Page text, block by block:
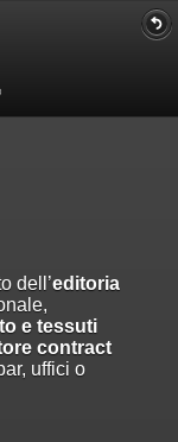
dell’editoria
e tessuti
contract
uffici o